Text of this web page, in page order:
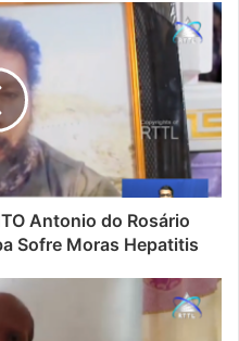
Antonio do Rosário
Sofre Moras Hepatitis